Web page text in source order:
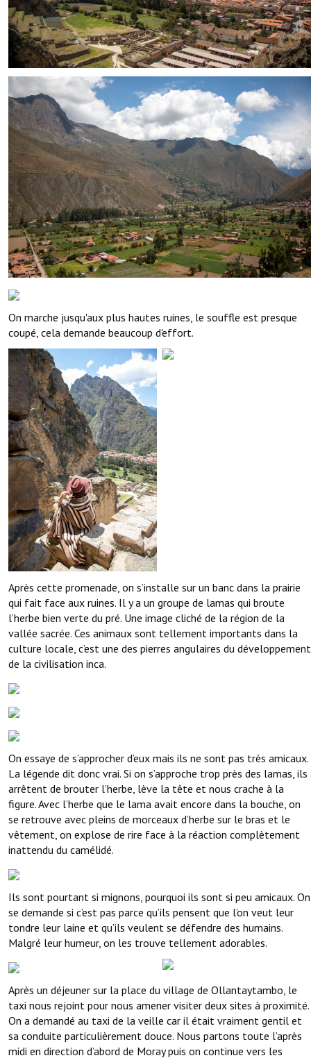
On marche jusqu'aux plus hautes ruines, le souffle est presque
coupé, cela demande beaucoup d'effort.
Après cette promenade, on s’installe sur un banc dans la prairie
qui fait face aux ruines. Il y a un groupe de lamas qui broute
l’herbe bien verte du pré. Une image cliché de la région de la
vallée sacrée. Ces animaux sont tellement importants dans la
culture locale, c’est une des pierres angulaires du développement
de la civilisation inca.
On essaye de s’approcher d’eux mais ils ne sont pas très amicaux.
La légende dit donc vrai. Si on s’approche trop près des lamas, ils
arrêtent de brouter l’herbe, lève la tête et nous crache à la
figure. Avec l’herbe que le lama avait encore dans la bouche, on
se retrouve avec pleins de morceaux d’herbe sur le bras et le
vêtement, on explose de rire face à la réaction complètement
inattendu du camélidé.
Ils sont pourtant si mignons, pourquoi ils sont si peu amicaux. On
se demande si c’est pas parce qu’ils pensent que l’on veut leur
tondre leur laine et qu’ils veulent se défendre des humains.
Malgré leur humeur, on les trouve tellement adorables.
Après un déjeuner sur la place du village de Ollantaytambo, le
taxi nous rejoint pour nous amener visiter deux sites à proximité.
On a demandé au taxi de la veille car il était vraiment gentil et
sa conduite particulièrement douce. Nous partons toute l’après
midi en direction d’abord de Moray puis on continue vers les